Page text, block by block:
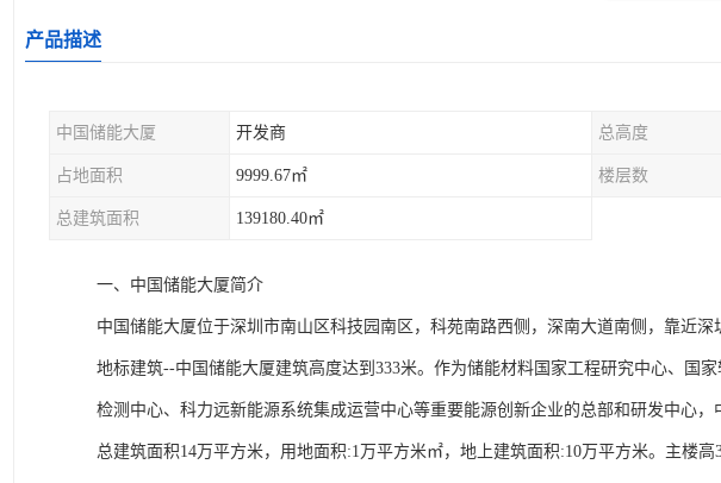
产品描述
中国储能大厦 开发商 总高度
占地面积 9999.67㎡ 楼层数
总建筑面积 139180.40㎡
一、中国储能大厦简介
中国储能大厦位于深圳市南山区科技园南区，科苑南路西侧，深南大道南侧，靠近
地标建筑--中国储能大厦建筑高度达到333米。作为储能材料国家工程研究中心、国
检测中心、科力远新能源系统集成运营中心等重要能源创新企业的总部和研发中心
总建筑面积14万平方米，用地面积:1万平方米㎡，地上建筑面积:10万平方米。主楼